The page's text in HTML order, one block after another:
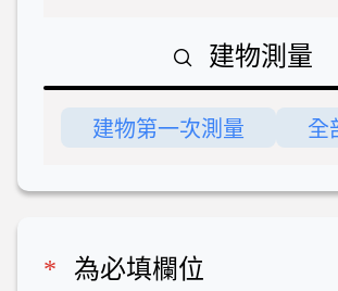
建物測量
建物第一次測量 全
* 為必填欄位